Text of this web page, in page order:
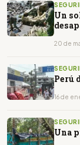
Un
20 de
Perú
16 de
Una